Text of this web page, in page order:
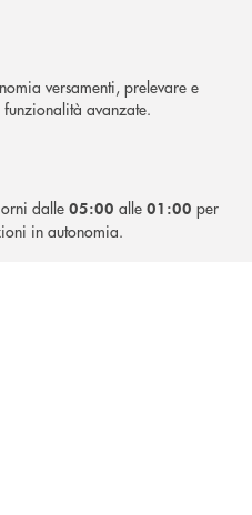
versamenti, prelevare e
avanzate.
dalle 05:00 alle 01:00 per
in autonomia.